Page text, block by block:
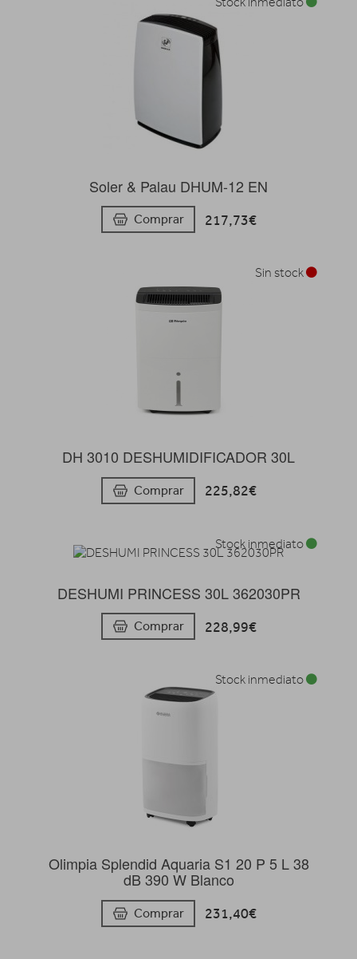
Soler & Palau DHUM-12 EN
Comprar 217,73€
DH 3010 DESHUMIDIFICADOR 30L
Comprar 225,82€
Sin stock
DESHUMI PRINCESS 30L 362030PR
Comprar 228,99€
Stock inmediato
Olimpia Splendid Aquaria S1 20 P 5 L 38
dB 390 W Blanco
Comprar 231,40€
Stock inmediato